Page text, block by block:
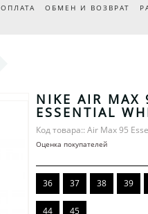
ОБМЕН И ВОЗВРАТ
NIKE AIR MAX
ESSENTIAL
Код товара:: Air Max 95
Оценка покупателей
36 37 38 39
44 45